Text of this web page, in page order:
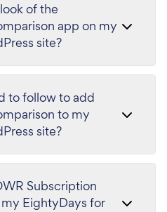
of the
app on my
site?
to follow to add
to my
site?
Subscription
EightyDays for